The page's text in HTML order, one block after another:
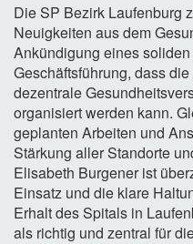
Die SP Bezirk Laufenburg
Neuigkeiten aus dem
Ankündigung eines
Geschäftsführung, dass
dezentrale
organisiert werden kann.
geplanten Arbeiten und
Stärkung aller Standorte
Elisabeth Burgener ist
Einsatz und die klare
Erhalt des Spitals in
als richtig und zentral für